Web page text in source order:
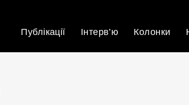
Публікації Інтерв’ю Колонки